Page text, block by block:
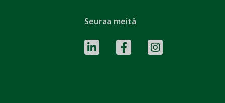
Seuraa meitä